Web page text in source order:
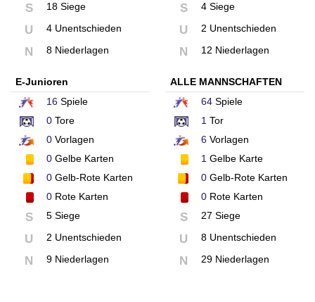
S 18 Siege
U 4 Unentschieden
N 8 Niederlagen
S 4 Siege
U 2 Unentschieden
N 12 Niederlagen
E-Junioren
16 Spiele
0 Tore
0 Vorlagen
0 Gelbe Karten
0 Gelb-Rote Karten
0 Rote Karten
S 5 Siege
U 2 Unentschieden
N 9 Niederlagen
ALLE MANNSCHAFTEN
64Spiele
1Tor
6Vorlagen
1Gelbe Karte
0Gelb-Rote Karten
0Rote Karten
S 27 Siege
U 8 Unentschieden
N 29 Niederlagen